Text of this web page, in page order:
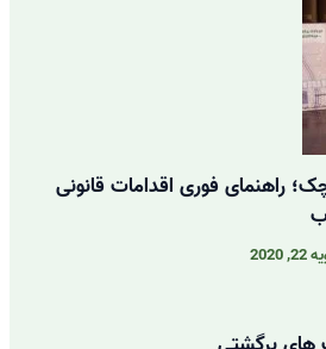
راهنمای فوری اقدامات قانونی
2020